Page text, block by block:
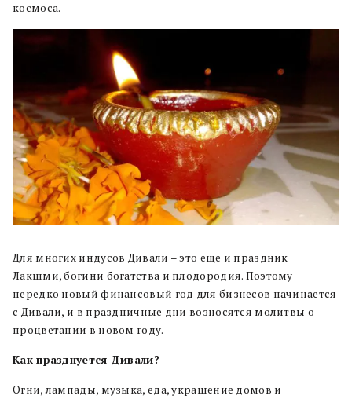
космоса.
Для многих индусов Дивали – это еще и праздник
Лакшми, богини богатства и плодородия. Поэтому
нередко новый финансовый год для бизнесов начинается
с Дивали, и в праздничные дни возносятся молитвы о
процветании в новом году.
Как празднуется Дивали?
Огни, лампады, музыка, еда, украшение домов и